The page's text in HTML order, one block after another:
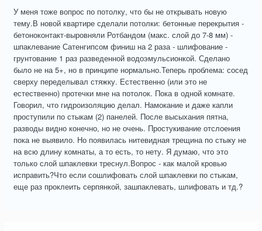
У меня тоже вопрос по потолку, что бы не открывать новую
тему.В новой квартире сделали потолки: бетонные перекрытия -
бетоноконтакт-выровняли Ротбандом (макс. слой до 7-8 мм) -
шпаклевание Сатенгипсом финиш на 2 раза - шлифование -
грунтование 1 раз разведенной водоэмульсионкой. Сделано
было не на 5+, но в принципе нормально.Теперь проблема: сосед
сверху переделывал стяжку. Естественно (или это не
естественно) протечки мне на потолок. Пока в одной комнате.
Говорил, что гидроизоляцию делал. Намокание и даже капли
проступили по стыкам (2) панелей. После высыхания пятна,
разводы видно конечно, но не очень. Простукивание отслоения
пока не выявило. Но появилась нитевидная трещина по стыку не
на всю длину комнаты, а то есть, то нету. Я думаю, что это
только слой шпаклевки треснул.Вопрос - как малой кровью
исправить?Что если сошлифовать слой шпаклевки по стыкам,
еще раз проклеить серпянкой, зашпаклевать, шлифовать и тд.?